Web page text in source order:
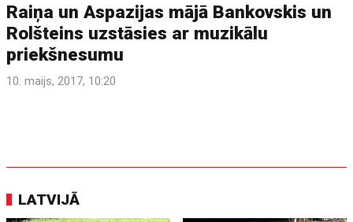
Raiņa un Aspazijas mājā Bankovskis un
Rolšteins uzstāsies ar muzikālu
priekšnesumu
10. maijs, 2017, 10:20
LATVIJĀ